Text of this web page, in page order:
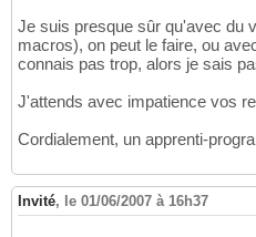
Je suis presque sûr qu'avec du
macros), on peut le faire, ou
connais pas trop, alors je sais
J'attends avec impatience vos
Cordialement, un apprenti-
Invité, le 01/06/2007 à 16h37